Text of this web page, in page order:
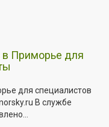
в Приморье для
для специалистов
В службе